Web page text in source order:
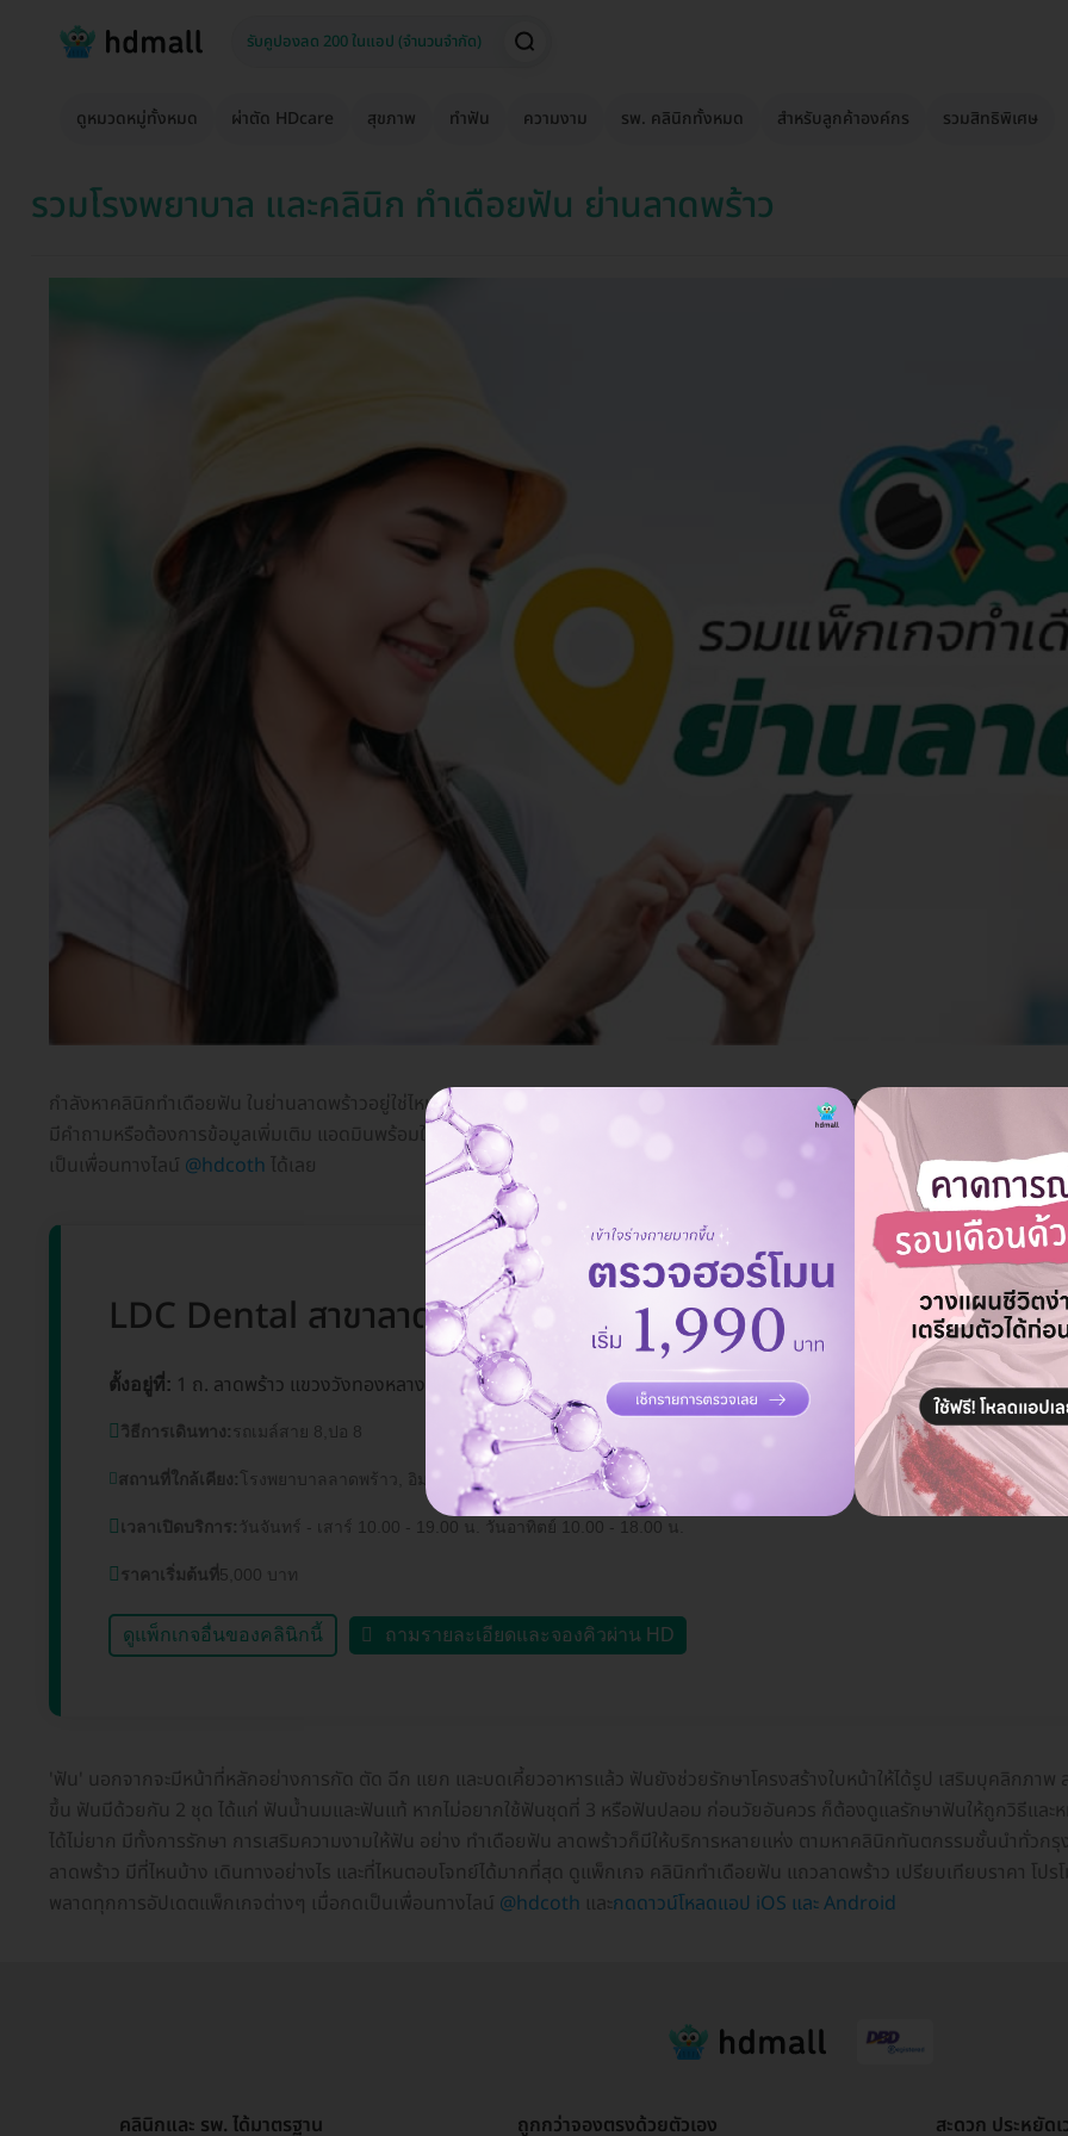
ดูหมวดหมู่ทั้งหมด ผ่าตัด HDcare สุขภาพ ทำฟัน ความงาม รพ. คลินิกทั้งหมด สำหรับลูกค้าองค์กร รวมสิทธิพิเศษ
รวมโรงพยาบาล และคลินิก ทำเดือยฟัน ย่านลาดพร้าว
กำลังหาคลินิกทำเดือยฟัน ในย่านลาดพร้าวอยู่ใช่ไหม? HD ทำลิสต์มาให้คุณแล้ว ลองกดดูที่ตั้ง วิธีเดินทาง เวลาให้บริการ พร้อมเปรียบเที
มีคำถามหรือต้องการข้อมูลเพิ่มเติม แอดมินพร้อมให้บริการทุกวัน ตั้งแต่ 09.00-01.00 น. ถ้าจองแพ็กเกจทำเดือยฟันผ่าน HD มีส่วนลด
เป็นเพื่อนทางไลน์ @hdcoth ได้เลย
LDC Dental สาขาลาดพร้าว ลาดพร้าว
ตั้งอยู่ที่: 1 ถ. ลาดพร้าว แขวงวังทองหลาง เขตวังทองหลาง กรุงเทพมหานคร 10310 ดูแผนที่คลินิก
วิธีการเดินทาง: รถเมล์สาย 8,ปอ 8
สถานที่ใกล้เคียง: โรงพยาบาลลาดพร้าว, อิมพีเรียล ลาดพร้าว
เวลาเปิดบริการ: วันจันทร์ - เสาร์ 10.00 - 19.00 น. วันอาทิตย์ 10.00 - 18.00 น.
ราคาเริ่มต้นที่5,000 บาท
ดูแพ็กเกจอื่นของคลินิกนี้ ถามรายละเอียดและจองคิวผ่าน HD
'ฟัน' นอกจากจะมีหน้าที่หลักอย่างการกัด ตัด ฉีก แยก และบดเคี้ยวอาหารแล้ว ฟันยังช่วยรักษาโครงสร้างใบหน้าให้ได้รูป เสริมบุคลิกภาพ
ขึ้น ฟันมีด้วยกัน 2 ชุด ได้แก่ ฟันน้ำนมและฟันแท้ หากไม่อยากใช้ฟันชุดที่ 3 หรือฟันปลอม ก่อนวัยอันควร ก็ต้องดูแลรักษาฟันให้ถูกวิธีแล
ได้ไม่ยาก มีทั้งการรักษา การเสริมความงามให้ฟัน อย่าง ทำเดือยฟัน ลาดพร้าวก็มีให้บริการหลายแห่ง ตามหาคลินิกทันตกรรมชั้นนำทั่ว
ลาดพร้าว มีที่ไหนบ้าง เดินทางอย่างไร และที่ไหนตอบโจทย์ได้มากที่สุด ดูแพ็กเกจ คลินิกทำเดือยฟัน แถวลาดพร้าว เปรียบเทียบราคา โ
พลาดทุกการอัปเดตแพ็กเกจต่างๆ เมื่อกดเป็นเพื่อนทางไลน์ @hdcoth และกดดาวน์โหลดแอป iOS และ Android
คลินิกและ รพ. ได้มาตรฐาน ถูกกว่าจองตรงด้วยตัวเอง สะดวก ประหยัดเ